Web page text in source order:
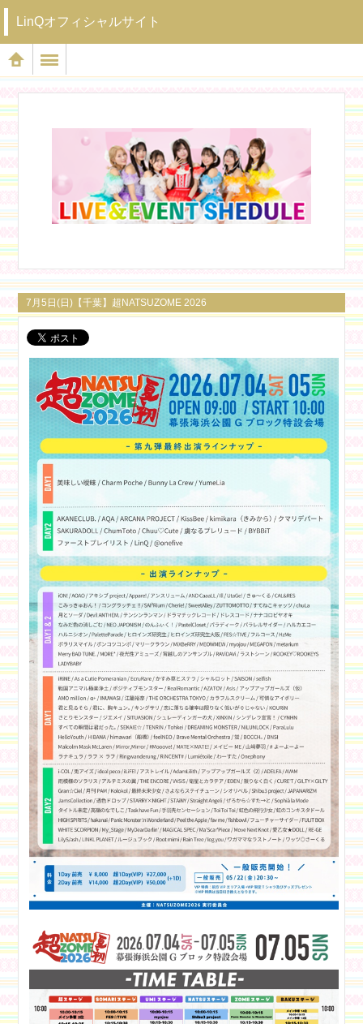
LinQオフィシャルサイト
7月5日(日)【千葉】超NATSUZOME 2026